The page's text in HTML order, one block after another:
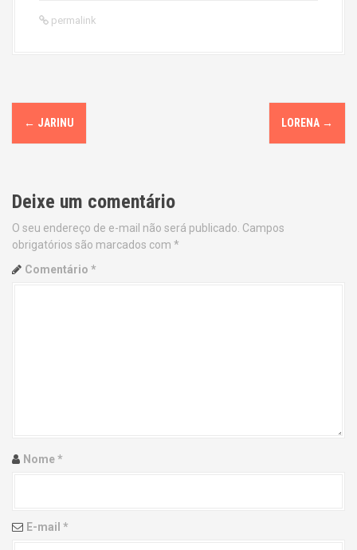
permalink
P
o
t
n
a
i
n
← JARINU LORENA →
Deixe um comentário
O seu endereço de e-mail não será publicado. Campos
obrigatórios são marcados com *
Comentário *
Nome*
E-mail *